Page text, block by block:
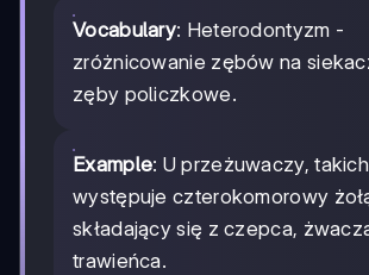
Vocabulary: Heterodontyzm -
zróżnicowanie zębów na
zęby policzkowe.
Example: U przeżuwaczy,
występuje czterokomorowy
składający się z czepca,
trawieńca.